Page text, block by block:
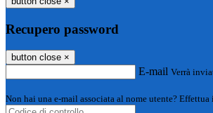
Recupero password
button close ×
E-mail Verrà
Non hai una e-mail associata al nome utente?